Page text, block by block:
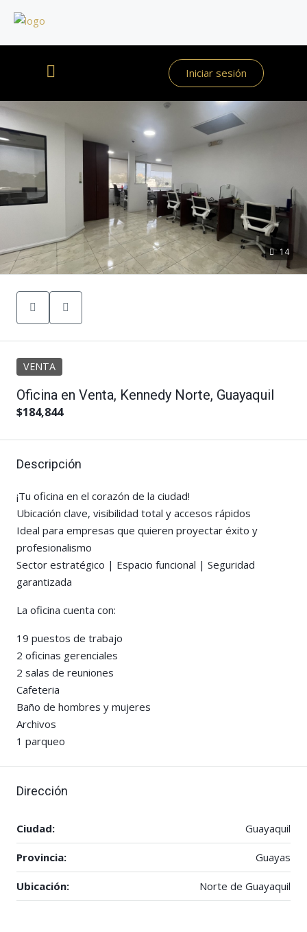
Iniciar sesión
14
VENTA
Oficina en Venta, Kennedy Norte, Guayaquil
$184,844
Descripción
¡Tu oficina en el corazón de la ciudad!
Ubicación clave, visibilidad total y accesos rápidos
Ideal para empresas que quieren proyectar éxito y
profesionalismo
Sector estratégico | Espacio funcional | Seguridad
garantizada
La oficina cuenta con:
19 puestos de trabajo
2 oficinas gerenciales
2 salas de reuniones
Cafeteria
Baño de hombres y mujeres
Archivos
1 parqueo
Dirección
Ciudad: Guayaquil
Provincia: Guayas
Ubicación: Norte de Guayaquil